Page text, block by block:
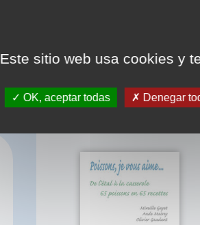
Este sitio web usa cookies y
OK, aceptar todas Denegar